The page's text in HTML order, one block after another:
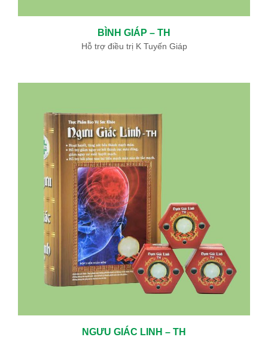
BÌNH GIÁP – TH
Hỗ trợ điều trị K Tuyến Giáp
NGƯU GIÁC LINH – TH